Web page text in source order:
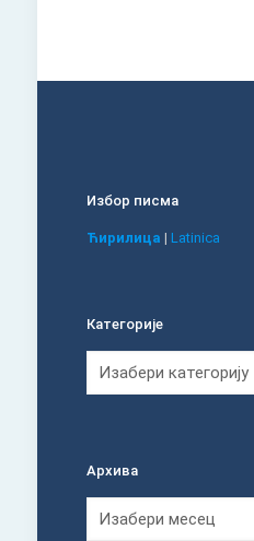
Избор писма
Ћирилица | Latinica
Категорије
Архива